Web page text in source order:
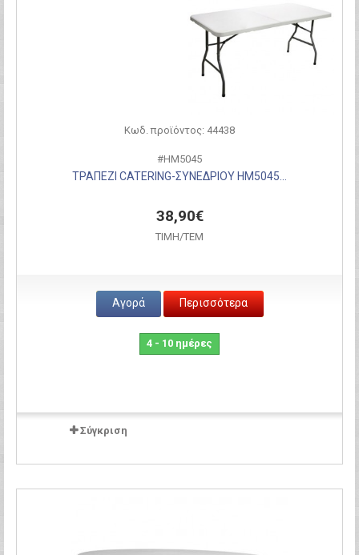
Κωδ. προϊόντος: 44438
#HM5045
ΤΡΑΠΕΖΙ CATERING-ΣΥΝΕΔΡΙΟΥ HM5045...
38,90€
ΤΙΜH/ΤΕΜ
Αγορά Περισσότερα
4 - 10 ημέρες
Σύγκριση